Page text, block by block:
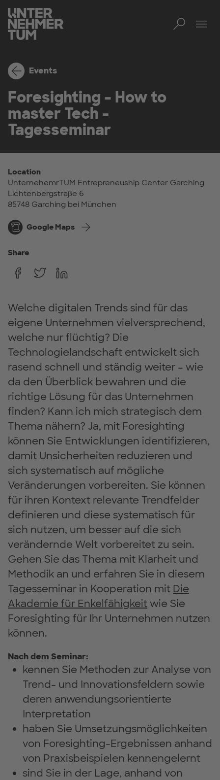
Events
Foresighting – How to
master Tech -
Tagesseminar
Location
UnternehemrTUM Entrepreneuship Center Garching
Lichtenbergstraße 6
85748 Garching bei München
Google Maps
Share
Welche digitalen Trends sind für das
eigene Unternehmen vielversprechend,
welche nur flüchtig? Die
Technologielandschaft entwickelt sich
rasend schnell und ständig weiter – wie
da den Überblick bewahren und die
richtige Lösung für das Unternehmen
finden? Kann ich mich strategisch dem
Thema nähern? Ja, mit Foresighting
können Sie Entwicklungen identifizieren,
damit Unsicherheiten reduzieren und
sich systematisch auf mögliche
Veränderungen vorbereiten. Sie können
für ihren Kontext relevante Trendfelder
definieren und diese systematisch für
sich nutzen, um besser auf die sich
verändernde Welt vorbereitet zu sein.
Gehen Sie das Thema mit Klarheit und
Methodik an und erfahren Sie in diesem
Tagesseminar in Kooperation mit Die
Akademie für Enkelfähigkeit wie Sie
Foresighting für Ihr Unternehmen nutzen
können.
Nach dem Seminar:
kennen Sie Methoden zur Analyse von
Trend- und Innovationsfeldern sowie
deren anwendungsorientierte
Interpretation
haben Sie Umsetzungsmöglichkeiten
von Foresighting-Ergebnissen anhand
von Praxisbeispielen kennengelernt
sind Sie in der Lage, anhand von